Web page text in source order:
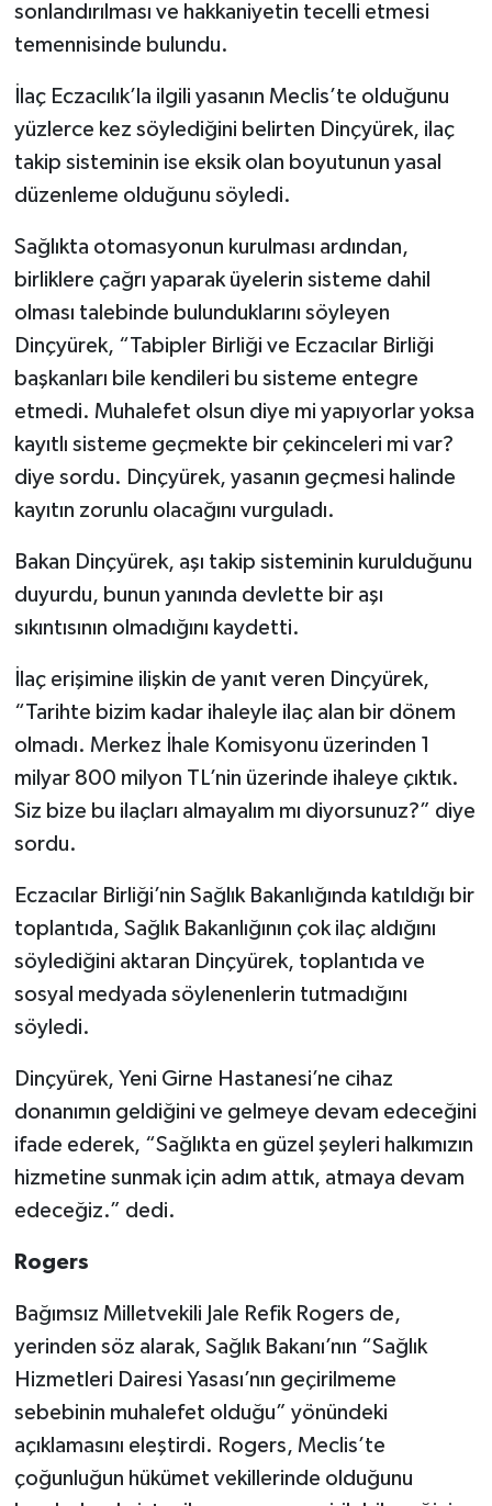
sonlandırılması ve hakkaniyetin tecelli etmesi
temennisinde bulundu.
İlaç Eczacılık’la ilgili yasanın Meclis’te olduğunu
yüzlerce kez söylediğini belirten Dinçyürek, ilaç
takip sisteminin ise eksik olan boyutunun yasal
düzenleme olduğunu söyledi.
Sağlıkta otomasyonun kurulması ardından,
birliklere çağrı yaparak üyelerin sisteme dahil
olması talebinde bulunduklarını söyleyen
Dinçyürek, “Tabipler Birliği ve Eczacılar Birliği
başkanları bile kendileri bu sisteme entegre
etmedi. Muhalefet olsun diye mi yapıyorlar yoksa
kayıtlı sisteme geçmekte bir çekinceleri mi var?
diye sordu. Dinçyürek, yasanın geçmesi halinde
kayıtın zorunlu olacağını vurguladı.
Bakan Dinçyürek, aşı takip sisteminin kurulduğunu
duyurdu, bunun yanında devlette bir aşı
sıkıntısının olmadığını kaydetti.
İlaç erişimine ilişkin de yanıt veren Dinçyürek,
“Tarihte bizim kadar ihaleyle ilaç alan bir dönem
olmadı. Merkez İhale Komisyonu üzerinden 1
milyar 800 milyon TL’nin üzerinde ihaleye çıktık.
Siz bize bu ilaçları almayalım mı diyorsunuz?” diye
sordu.
Eczacılar Birliği’nin Sağlık Bakanlığında katıldığı bir
toplantıda, Sağlık Bakanlığının çok ilaç aldığını
söylediğini aktaran Dinçyürek, toplantıda ve
sosyal medyada söylenenlerin tutmadığını
söyledi.
Dinçyürek, Yeni Girne Hastanesi’ne cihaz
donanımın geldiğini ve gelmeye devam edeceğini
ifade ederek, “Sağlıkta en güzel şeyleri halkımızın
hizmetine sunmak için adım attık, atmaya devam
edeceğiz.” dedi.
Rogers
Bağımsız Milletvekili Jale Refik Rogers de,
yerinden söz alarak, Sağlık Bakanı’nın “Sağlık
Hizmetleri Dairesi Yasası’nın geçirilmeme
sebebinin muhalefet olduğu” yönündeki
açıklamasını eleştirdi. Rogers, Meclis’te
çoğunluğun hükümet vekillerinde olduğunu